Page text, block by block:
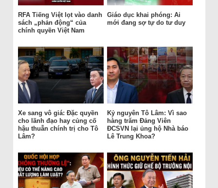
RFA Tiếng Việt lọt vào danh
sách „phản động“ của
chính quyền Việt Nam
Giáo dục khai phóng: Ai
mới đang sợ tự do tư duy
Xe sang vô giá: Đặc quyền
cho lãnh đạo hay củng cố
hậu thuẫn chính trị cho Tô
Lâm?
Kỷ nguyên Tô Lâm: Vì sao
hàng trăm Đảng Viên
ĐCSVN lại ủng hộ Nhà báo
Lê Trung Khoa?